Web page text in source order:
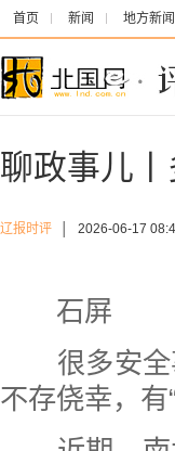
首页 新闻 地方新闻
聊政事儿
辽报时评 2026-06-17
石屏
很多安全
不存侥幸，有